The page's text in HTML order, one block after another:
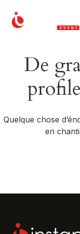
De
Quelque chose
en